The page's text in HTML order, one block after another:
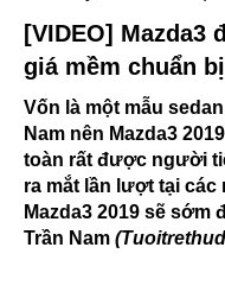
[VIDEO] Mazda3
giá mềm chuẩn
Vốn là một mẫu
Nam nên Mazda3
toàn rất được người
ra mắt lần lượt tại
Mazda3 2019 sẽ sớm
Trần Nam